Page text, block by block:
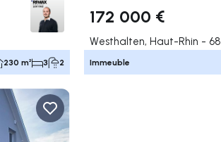
230 m² 3 2
172 000 €
Westhalten, Haut-Rhin - 68
Immeuble